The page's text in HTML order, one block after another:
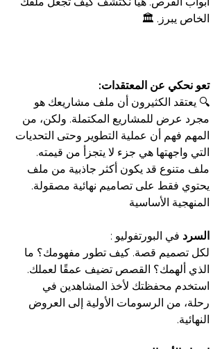
الخاص يبرز. 🏛️
تعو نحكي عن المعتقدات:
🔍 يعتقد الكثيرون أن ملف مشاريعك هو
مجرد عرض للمشاريع المكتملة. ولكن، من
المهم فهم أن عملية التطوير وحتى التحديات
التي واجهتها هي جزء لا يتجزأ من قيمته.
ملف متنوع قد يكون أكثر جاذبية من ملف
يحتوي فقط على تصاميم نهائية مصقولة.
المنهجية الأساسية
السرد في البورتفوليو :
لكل تصميم قصة. كيف تطور مفهومك؟ ما
الذي ألهمك؟ القصص تضيف عمقًا لعملك.
استخدم محفظتك لأخذ المشاهدين في
رحلة، من الرسومات الأولية إلى العروض
النهائية.